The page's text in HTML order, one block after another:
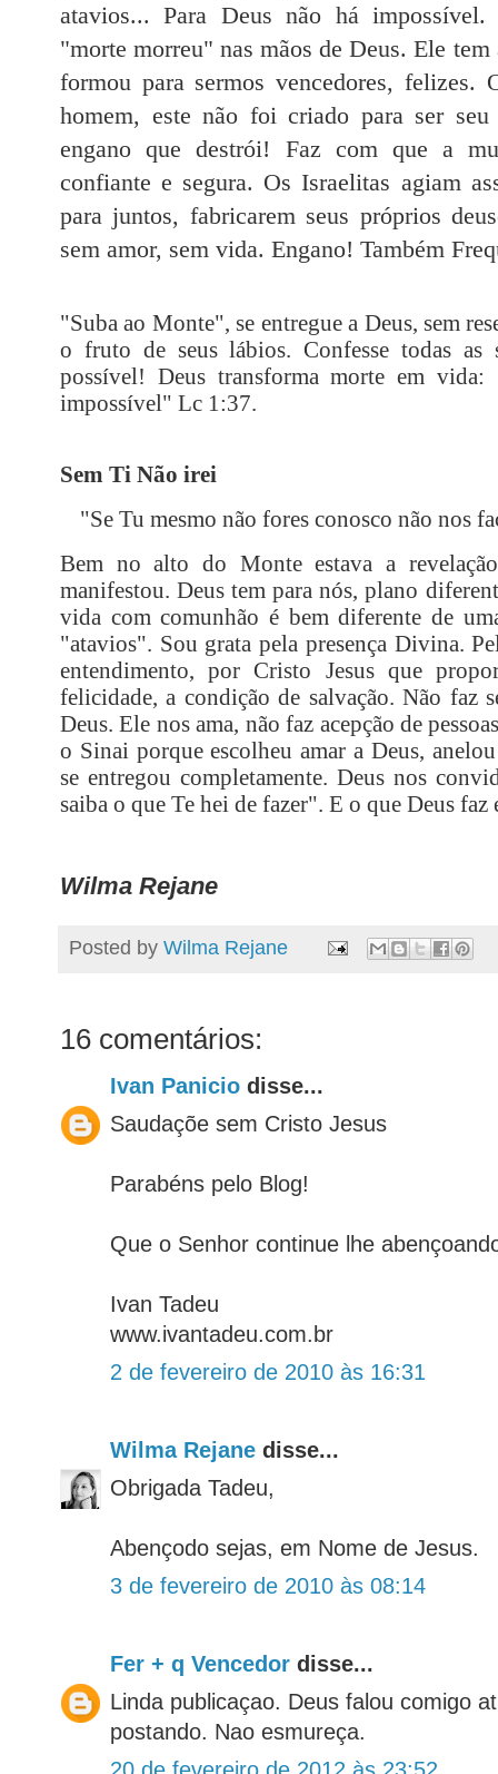
atavios... Para Deus não há
"morte morreu" nas mãos de Deus. Ele
formou para sermos vencedores, felizes.
homem, este não foi criado para ser
engano que destrói! Faz com que a
confiante e segura. Os Israelitas agiam
para juntos, fabricarem seus próprios
sem amor, sem vida. Engano! Também
"Suba ao Monte", se entregue a Deus, sem
o fruto de seus lábios. Confesse todas as
possível! Deus transforma morte em vida:
impossível" Lc 1:37.
Sem Ti Não irei
"Se Tu mesmo não fores conosco não nos
Bem no alto do Monte estava a
manifestou. Deus tem para nós, plano
vida com comunhão é bem diferente de
"atavios". Sou grata pela presença Divina.
entendimento, por Cristo Jesus que
felicidade, a condição de salvação. Não faz
Deus. Ele nos ama, não faz acepção de
o Sinai porque escolheu amar a Deus,
se entregou completamente. Deus nos
saiba o que Te hei de fazer". E o que Deus faz
Wilma Rejane
Posted by Wilma Rejane
16 comentários:
Ivan Panicio disse...
Saudaçõe sem Cristo Jesus
Parabéns pelo Blog!
Que o Senhor continue lhe
Ivan Tadeu
www.ivantadeu.com.br
2 de fevereiro de 2010 às 16:31
Wilma Rejane disse...
Obrigada Tadeu,
Abençodo sejas, em Nome de Jesus.
3 de fevereiro de 2010 às 08:14
Fer + q Vencedor disse...
Linda publicaçao. Deus falou comigo
postando. Nao esmureça.